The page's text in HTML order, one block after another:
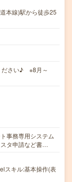
本線)駅から徒歩25
ださい♪ ※8月～
事務専用システム
タ申請など書…
スキル:基本操作(表